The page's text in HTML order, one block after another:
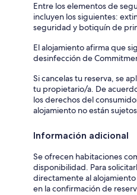
Entre los elementos de
incluyen los siguientes:
seguridad y botiquín de
El alojamiento afirma que
desinfección de
Si cancelas tu reserva, se
tu propietario/a. De
los derechos del
alojamiento no están
Información adicional
Se ofrecen habitaciones
disponibilidad. Para
directamente al
en la confirmación de